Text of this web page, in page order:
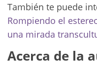
También te puede
Rompiendo el
una mirada
Acerca de la